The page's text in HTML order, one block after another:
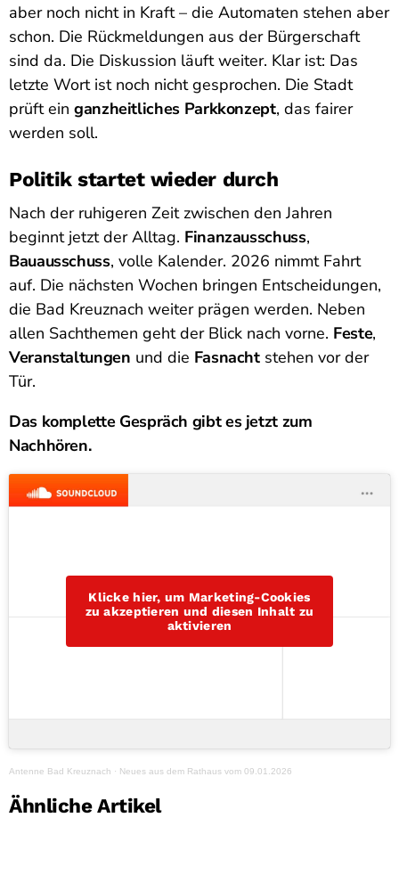
aber noch nicht in Kraft – die Automaten stehen aber
schon. Die Rückmeldungen aus der Bürgerschaft
sind da. Die Diskussion läuft weiter. Klar ist: Das
letzte Wort ist noch nicht gesprochen. Die Stadt
prüft ein ganzheitliches Parkkonzept, das fairer
werden soll.
Politik startet wieder durch
Nach der ruhigeren Zeit zwischen den Jahren
beginnt jetzt der Alltag. Finanzausschuss,
Bauausschuss, volle Kalender. 2026 nimmt Fahrt
auf. Die nächsten Wochen bringen Entscheidungen,
die Bad Kreuznach weiter prägen werden. Neben
allen Sachthemen geht der Blick nach vorne. Feste,
Veranstaltungen und die Fasnachtstehen vor der
Tür.
Das komplette Gespräch gibt es jetzt zum
Nachhören.
Klicke hier, um Marketing-Cookies
zu akzeptieren und diesen Inhalt zu
aktivieren
Antenne Bad Kreuznach · Neues aus dem Rathaus vom 09.01.2026
Ähnliche Artikel